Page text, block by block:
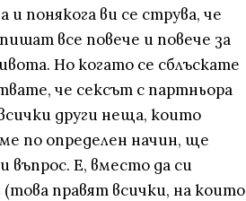
понякога ви се струва, че
все повече и повече за
Но когато се сблъскате
че сексът с партньора
други неща, които
по определен начин, ще
въпрос. Е, вместо да си
(това правят всички, на които